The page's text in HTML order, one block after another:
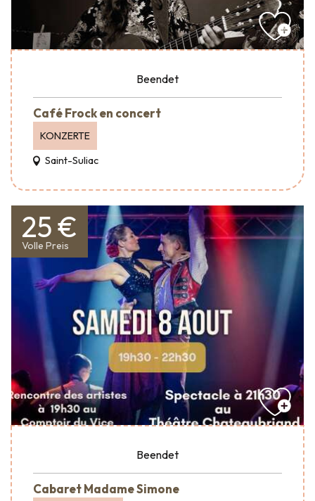
Beendet
Café Frock en concert
KONZERTE
Saint-Suliac
25 €
Volle Preis
Beendet
Cabaret Madame Simone